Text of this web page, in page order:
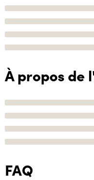
À propos de
FAQ